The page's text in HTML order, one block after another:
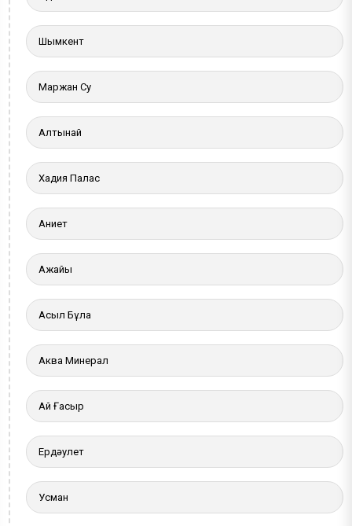
Шымкент
Маржан Су
Алтынай
Хадия Палас
Ақниет
Ақжайық
Асыл Бұлақ
Аква Минерал
Ай Ғасыр
Ердәулет
Усман